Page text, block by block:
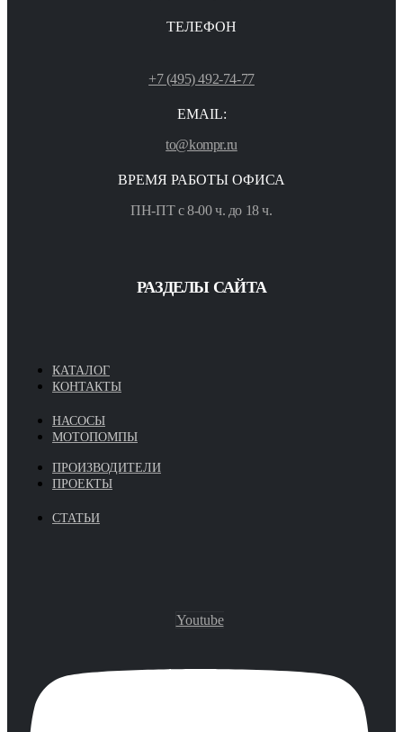
ТЕЛЕФОН
+7 (495) 492-74-77
EMAIL:
to@kompr.ru
ВРЕМЯ РАБОТЫ ОФИСА
ПН-ПТ с 8-00 ч. до 18 ч.
РАЗДЕЛЫ САЙТА
КАТАЛОГ
КОНТАКТЫ
НАСОСЫ
МОТОПОМПЫ
ПРОИЗВОДИТЕЛИ
ПРОЕКТЫ
СТАТЬИ
Youtube